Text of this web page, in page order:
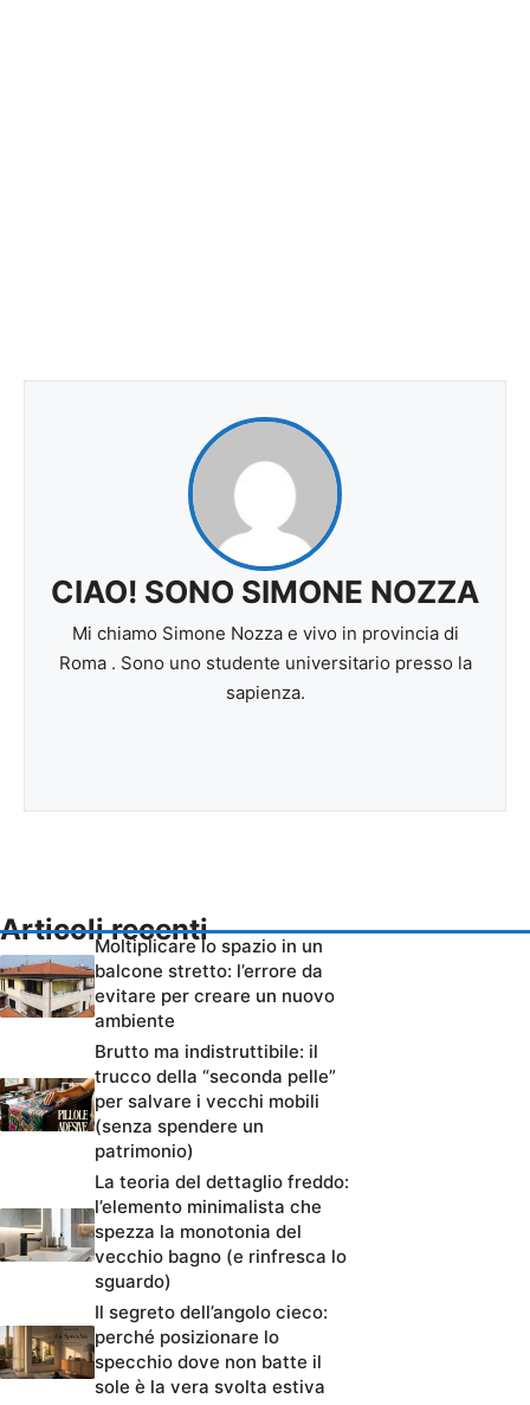
CIAO! SONO SIMONE NOZZA
Mi chiamo Simone Nozza e vivo in provincia di
Roma . Sono uno studente universitario presso la
sapienza.
Articoli recenti
Moltiplicare lo spazio in un
balcone stretto: l’errore da
evitare per creare un nuovo
ambiente
Brutto ma indistruttibile: il
trucco della “seconda pelle”
per salvare i vecchi mobili
(senza spendere un
patrimonio)
La teoria del dettaglio freddo:
l’elemento minimalista che
spezza la monotonia del
vecchio bagno (e rinfresca lo
sguardo)
Il segreto dell’angolo cieco:
perché posizionare lo
specchio dove non batte il
sole è la vera svolta estiva